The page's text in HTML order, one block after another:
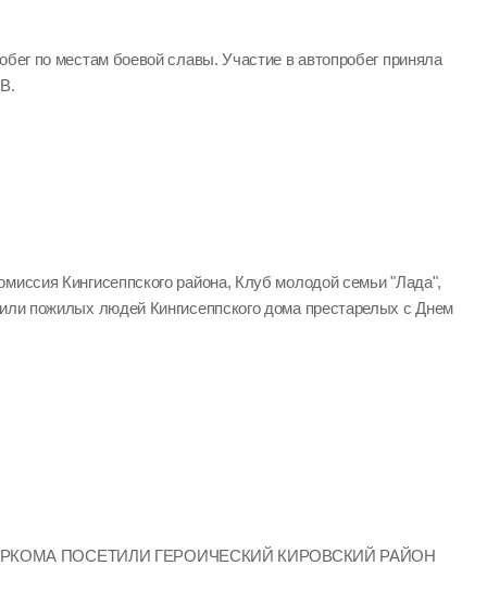
по местам боевой славы. Участие в автопробег приняла
Кингисеппского района, Клуб молодой семьи "Лада",
пожилых людей Кингисеппского дома престарелых с Днем
ПОСЕТИЛИ ГЕРОИЧЕСКИЙ КИРОВСКИЙ РАЙОН